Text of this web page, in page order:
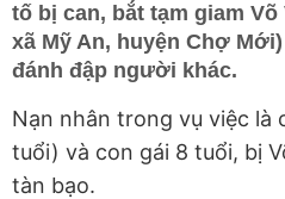
tố bị can, bắt tạm giam Võ
xã Mỹ An, huyện Chợ
đánh đập người khác.
Nạn nhân trong vụ việc là
tuổi) và con gái 8 tuổi, bị
tàn bạo.